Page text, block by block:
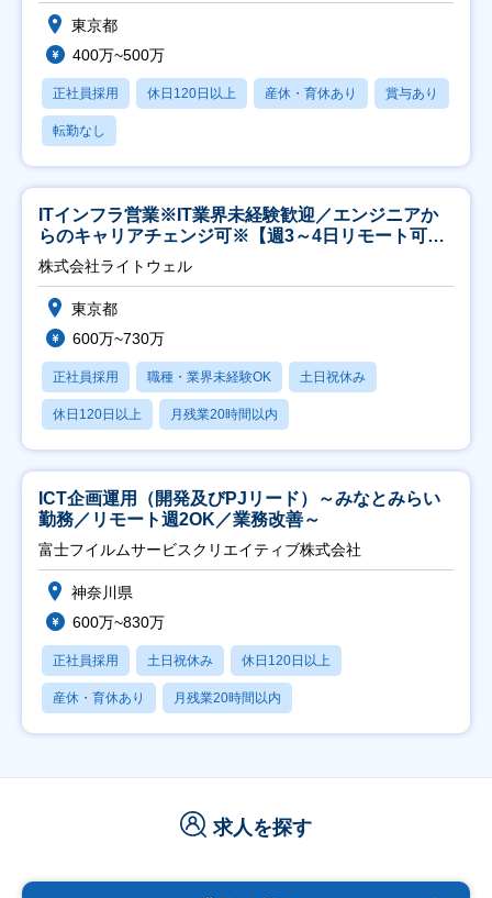
東京都
400万~500万
正社員採用 休日120日以上 産休・育休あり 賞与あり
転勤なし
ITインフラ営業※IT業界未経験歓迎／エンジニアか
らのキャリアチェンジ可※【週3～4日リモート可
能】
株式会社ライトウェル
東京都
600万~730万
正社員採用 職種・業界未経験OK 土日祝休み
休日120日以上 月残業20時間以内
ICT企画運用（開発及びPJリード）～みなとみらい
勤務／リモート週2OK／業務改善～
富士フイルムサービスクリエイティブ株式会社
神奈川県
600万~830万
正社員採用 土日祝休み 休日120日以上
産休・育休あり 月残業20時間以内
求人を探す